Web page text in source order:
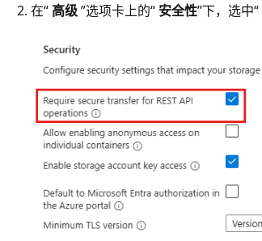
在“ 高级”选项卡上的“ 安全性”下，选中“